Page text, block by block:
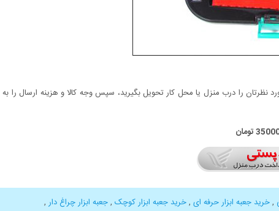
را درب منزل یا محل کار تحویل بگیرید، سپس وجه کالا و هزینه ارسال را به
تومان
,خرید جعبه ابزار حرفه ای ,خرید جعبه ابزار کوچک ,جعبه ابزار چراغ دار ,